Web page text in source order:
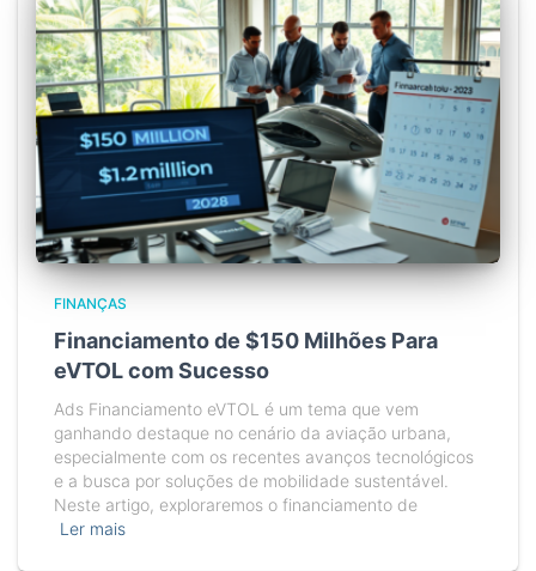
FINANÇAS
Financiamento de $150 Milhões Para
eVTOL com Sucesso
Ads Financiamento eVTOL é um tema que vem
ganhando destaque no cenário da aviação urbana,
especialmente com os recentes avanços tecnológicos
e a busca por soluções de mobilidade sustentável.
Neste artigo, exploraremos o financiamento de
Ler mais